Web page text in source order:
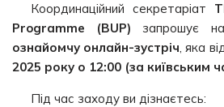
Координаційний секретаріат
Programme (BUP) запрошує
ознайомчу онлайн-зустріч, яка
2025 року о 12:00 (за київським
Під час заходу ви дізнаєтесь: